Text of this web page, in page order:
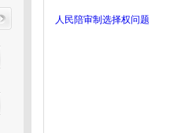
人民陪审制选择权问题